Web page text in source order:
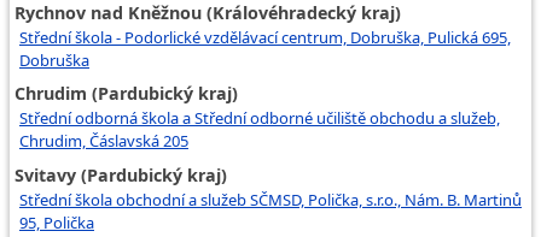
Rychnov nad Kněžnou (Královéhradecký kraj)
Střední škola - Podorlické vzdělávací centrum, Dobruška, Pulická 695,
Dobruška
Chrudim (Pardubický kraj)
Střední odborná škola a Střední odborné učiliště obchodu a služeb,
Chrudim, Čáslavská 205
Svitavy (Pardubický kraj)
Střední škola obchodní a služeb SČMSD, Polička, s.r.o., Nám. B. Martinů
95, Polička